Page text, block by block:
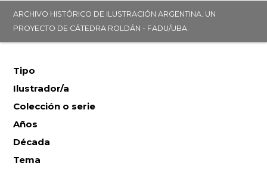
ARCHIVO HISTÓRICO DE ILUSTRACIÓN ARGENTINA. UN
PROYECTO DE CÁTEDRA ROLDÁN - FADU/UBA.
Tipo
Ilustrador/a
Colección o serie
Años
Década
Tema